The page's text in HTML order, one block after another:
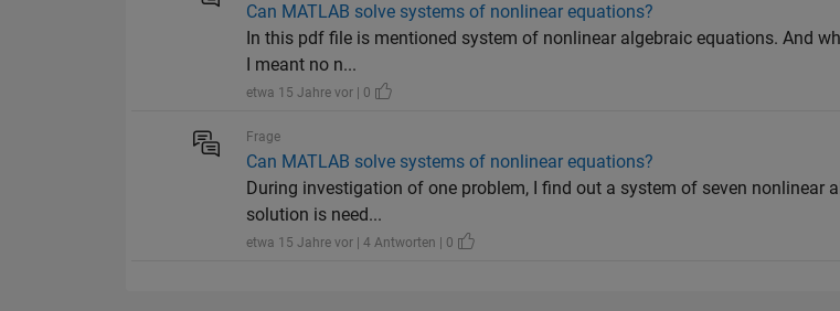
Can MATLAB solve systems of nonlinear equations?
In this pdf file is mentioned system of nonlinear algebraic equations. And
I meant no n...
etwa 15 Jahre vor | 0
Frage
Can MATLAB solve systems of nonlinear equations?
During investigation of one problem, I find out a system of seven nonlinear
solution is need...
etwa 15 Jahre vor | 4 Antworten | 0